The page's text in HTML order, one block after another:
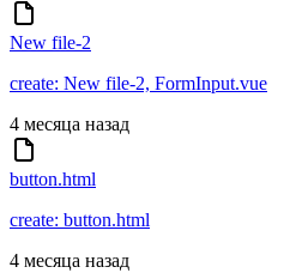
New file-2
create: New file-2, FormInput.vue
4 месяца назад
button.html
create: button.html
4 месяца назад